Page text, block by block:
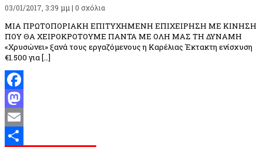
03/01/2017, 3:39 μμ | 0 σχόλια
ΜΙΑ ΠΡΩΤΟΠΟΡΙΑΚΗ ΕΠΙΤΥΧΗΜΕΝΗ ΕΠΙΧΕΙΡΗΣΗ ΜΕ ΚΙΝΗΣΗ
ΠΟΥ ΘΑ ΧΕΙΡΟΚΡΟΤΟΥΜΕ ΠΑΝΤΑ ΜΕ ΟΛΗ ΜΑΣ ΤΗ ΔΥΝΑΜΗ
«Χρυσώνει» ξανά τους εργαζόμενους η Καρέλιας Έκτακτη ενίσχυση
€1.500 για […]
Facebook
Mastodon
Email